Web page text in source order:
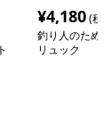
¥4,180(税
釣り人のため
リュック